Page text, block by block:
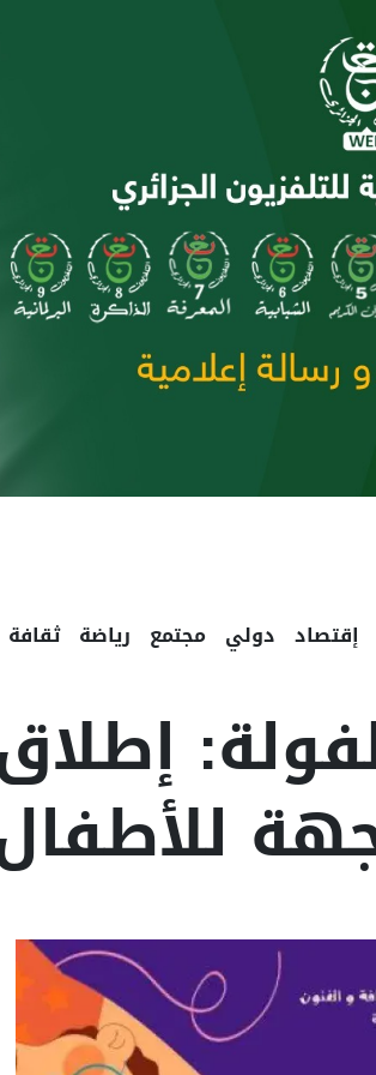
إقتصاد دولي مجتمع رياضة ثقافة